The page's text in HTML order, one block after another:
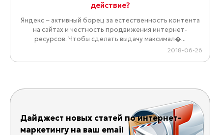
действие?
Яндекс − активный борец за естественность контента
на сайтах и честность продвижения интернет-
ресурсов. Чтобы сделать выдачу максимал�...
2018-06-26
Дайджест новых статей по интернет-
маркетингу на ваш email